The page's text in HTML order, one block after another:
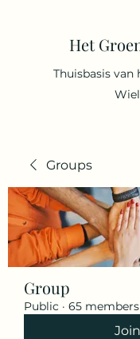
Het
Thuisbasis van
Wiel
Groups
Group
Public · 65 members
Join